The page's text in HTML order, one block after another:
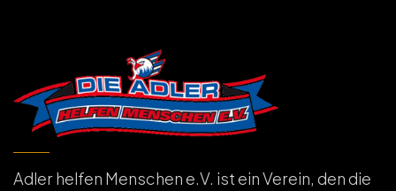
Adler helfen Menschen e.V. ist ein Verein, den die